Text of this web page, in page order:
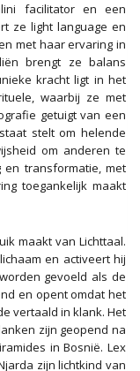
facilitator en een
ze light language en
met haar ervaring in
brengt ze balans
kracht ligt in het
waarbij ze met
getuigt van een
stelt om helende
om anderen te
transformatie, met
toegankelijk maakt
maakt van Lichttaal.
en activeert hij
gevoeld als de
en opent omdat het
vertaald in klank. Het
zijn geopend na
in Bosnië. Lex
zijn lichtkind van